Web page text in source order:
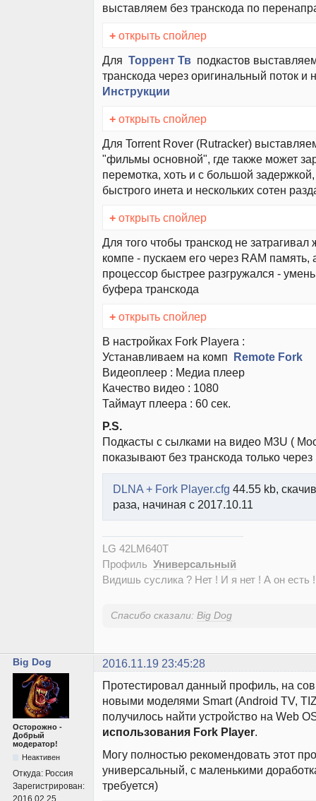
выставляем без транскода по
+ открыть спойлер
Для Торрент Тв подкастов
транскода через оригинальный поток и
Инструкции
+ открыть спойлер
Для Torrent Rover (Rutracker)
"фильмы основной", где также может
перемотка, хоть и с большой
быстрого инета и нескольких сотен
+ открыть спойлер
Для того чтобы транскод не затрагивал
компе - пускаем его через RAM память,
процессор быстрее разгружался -
буфера транскода
+ открыть спойлер
В настройках Fork Playera :
Устанавливаем на комп Remote Fork
Видеоплеер : Медиа плеер
Качество видео : 1080
Таймаут плеера : 60 сек.
P.S.
Подкасты с сылками на видео M3U (
показывают без транскода только
DLNA + Fork Player.cfg 44.55 kb,
раза, начиная с 2017.10.11
LG 42LM640T
Профиль Универсальный
Видишь суслика ? Нет ! И я нет ! А он есть
Спасибо сказали: Big Dog
Big Dog 2016.11.19 23:45:28
Осторожно -
Добрый
модератор!
Неактивен
Откуда: Россия
Зарегистрирован:
2016.02.25
Протестировал данный профиль, на
новыми моделями Smart (Android TV,
получилось найти устройство на Web
использования Fork Player.
Могу полностью рекомендовать этот
универсальный, с маленькими
требуется)